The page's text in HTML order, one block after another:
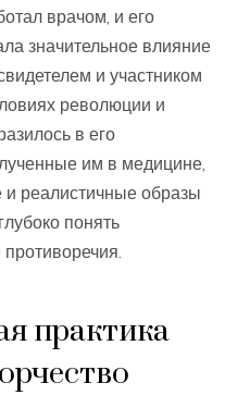
врачом, и его
значительное влияние
и участником
революции и
в его
им в медицине,
и реалистичные образы
понять
практика